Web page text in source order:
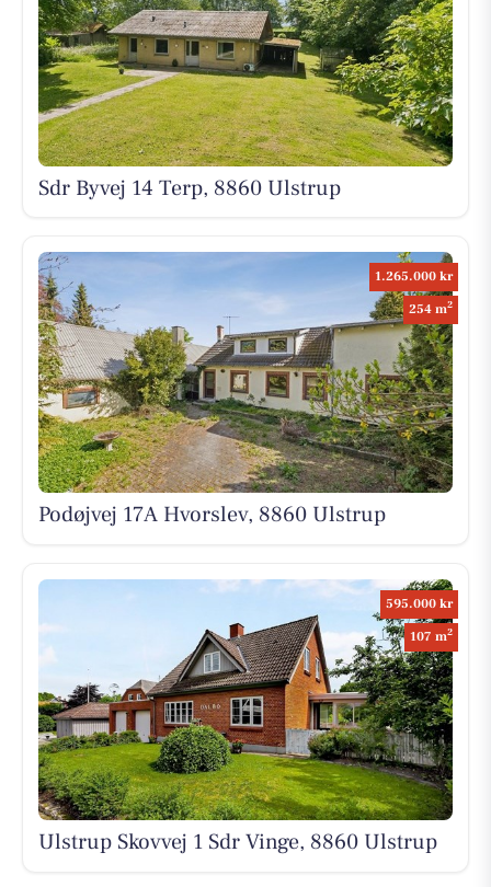
Sdr Byvej 14 Terp, 8860 Ulstrup
1.265.000 kr
254 m2
Podøjvej 17A Hvorslev, 8860 Ulstrup
595.000 kr
107 m2
Ulstrup Skovvej 1 Sdr Vinge, 8860 Ulstrup